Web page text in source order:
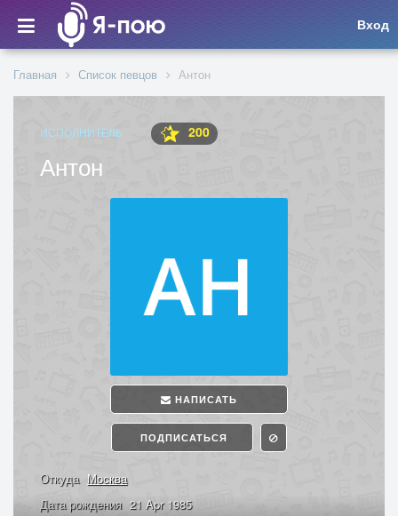
Вход
Главная Список певцов Антон
ИСПОЛНИТЕЛЬ 200
Антон
НАПИСАТЬ
ПОДПИСАТЬСЯ
Откуда Москва
Дата рождения 21 Apr 1985